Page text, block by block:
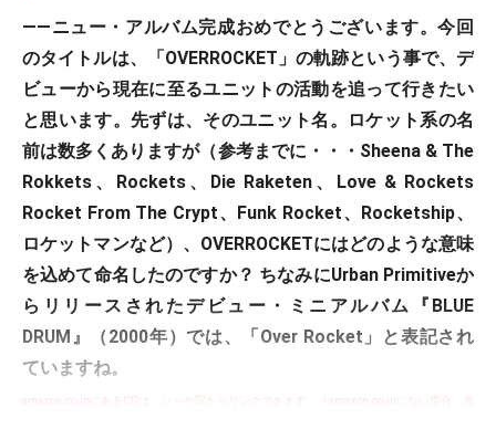
――ニュー・アルバム完成おめでとうございます。今回
のタイトルは、「OVERROCKET」の軌跡という事で、デ
ビューから現在に至るユニットの活動を追って行きたい
と思います。先ずは、そのユニット名。ロケット系の名
前は数多くありますが（参考までに・・・Sheena & The
Rokkets、Rockets、Die Raketen、Love & Rockets
Rocket From The Crypt、Funk Rocket、Rocketship、
ロケットマンなど）、OVERROCKETにはどのような意味
を込めて命名したのですか？ ちなみにUrban Primitiveか
らリリースされたデビュー・ミニアルバム『BLUE
DRUM』（2000年）では、「Over Rocket」と表記され
ていますね。
amazon.co.jpにあるCDは、ジャケ写からリンクできます。（amazon.co.jpにない場合、海